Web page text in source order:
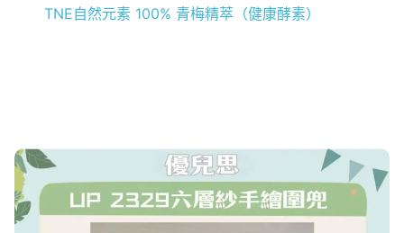
TNE自然元素 100% 青梅精萃（健康酵素）